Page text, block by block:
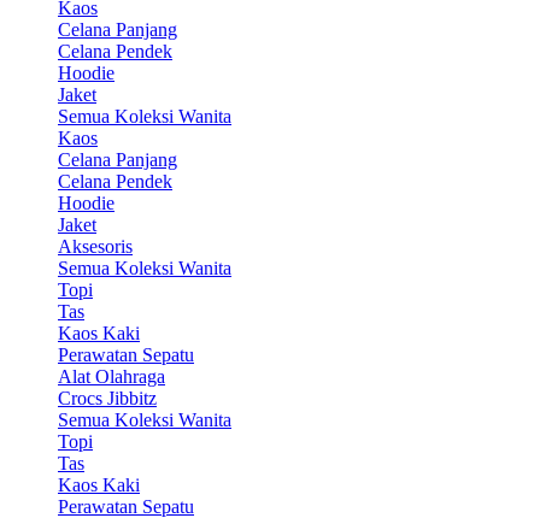
Kaos
Celana Panjang
Celana Pendek
Hoodie
Jaket
Semua Koleksi Wanita
Kaos
Celana Panjang
Celana Pendek
Hoodie
Jaket
Aksesoris
Semua Koleksi Wanita
Topi
Tas
Kaos Kaki
Perawatan Sepatu
Alat Olahraga
Crocs Jibbitz
Semua Koleksi Wanita
Topi
Tas
Kaos Kaki
Perawatan Sepatu